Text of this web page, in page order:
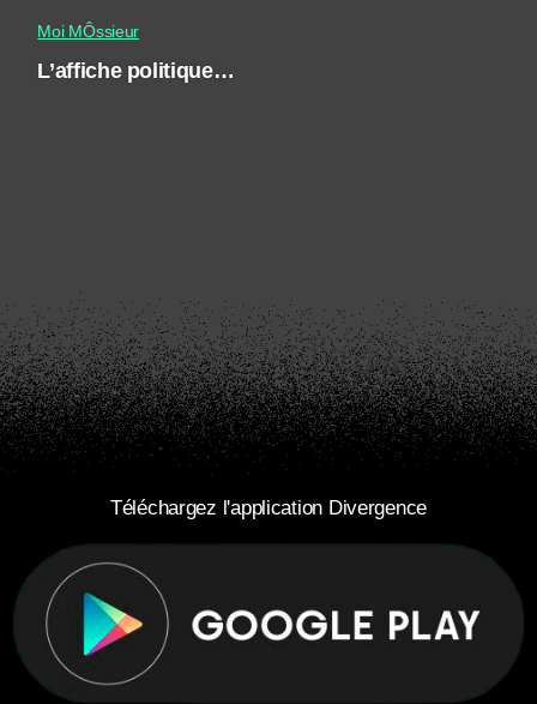
Moi MÔssieur
L’affiche politique…
Téléchargez l'application Divergence